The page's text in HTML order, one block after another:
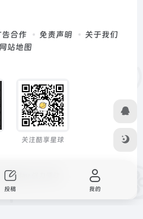
告合作 免责声明
关于我们
网站地图
关注酷享星球
OneNav
投稿 我的